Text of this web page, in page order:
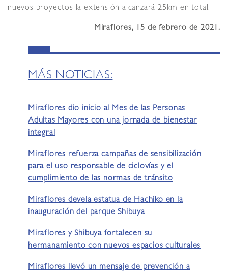
nuevos proyectos la extensión alcanzará 25km en total.
Miraflores, 15 de febrero de 2021.
MÁS NOTICIAS:
Miraflores dio inicio al Mes de las Personas
Adultas Mayores con una jornada de bienestar
integral
Miraflores refuerza campañas de sensibilización
para el uso responsable de ciclovías y el
cumplimiento de las normas de tránsito
Miraflores devela estatua de Hachiko en la
inauguración del parque Shibuya
Miraflores y Shibuya fortalecen su
hermanamiento con nuevos espacios culturales
Miraflores llevó un mensaje de prevención a